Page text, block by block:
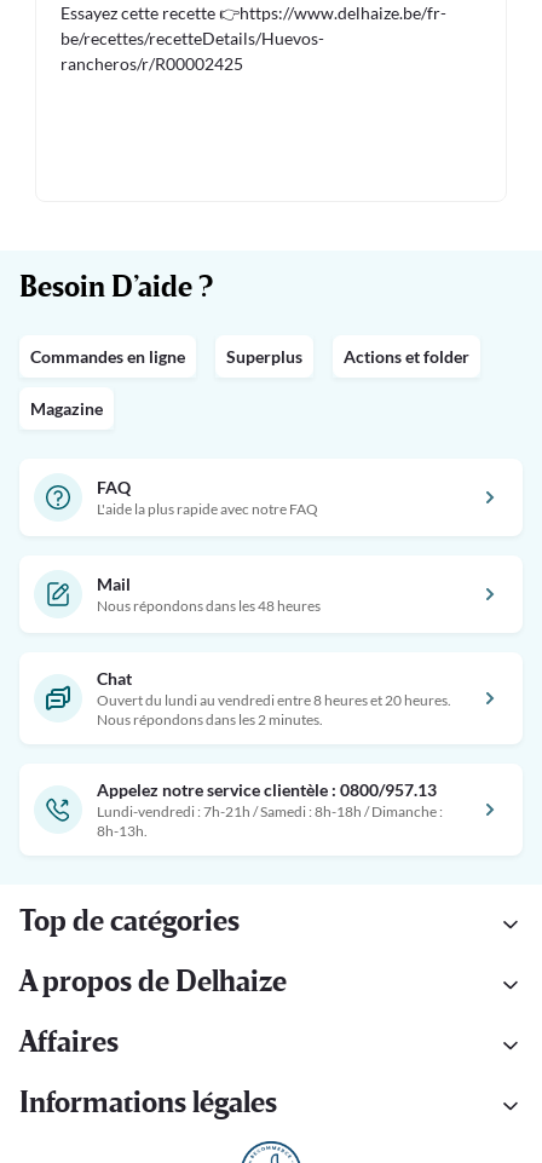
Essayez cette recette 👉https://www.delhaize.be/fr-
be/recettes/recetteDetails/Huevos-
rancheros/r/R00002425
Besoin D’aide ?
Commandes en ligne Superplus Actions et folder
Magazine
FAQ
L'aide la plus rapide avec notre FAQ
Mail
Nous répondons dans les 48 heures
Chat
Ouvert du lundi au vendredi entre 8 heures et 20 heures.
Nous répondons dans les 2 minutes.
Appelez notre service clientèle : 0800/957.13
Lundi-vendredi : 7h-21h / Samedi : 8h-18h / Dimanche :
8h-13h.
Top de catégories
A propos de Delhaize
Affaires
Informations légales